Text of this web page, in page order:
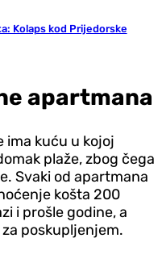
Kolaps kod Prijedorske
apartmana
ima kuću u kojoj
plaže, zbog čega
Svaki od apartmana
košta 200
i prošle godine, a
poskupljenjem.